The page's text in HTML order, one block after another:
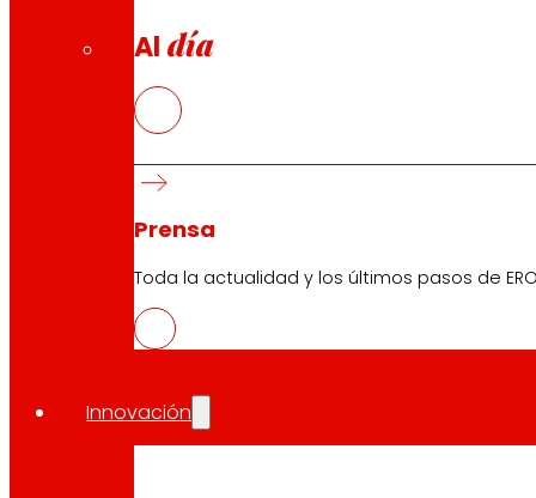
Al día
Prensa
Toda la actualidad y los últimos pasos de
Innovación